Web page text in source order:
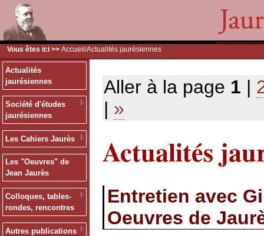
Vous êtes ici >> Accueil /Actualités jaurésiennes
Actualités
jaurésiennes
Société d'études
jaurésiennes
Les Cahiers Jaurès
Les "Oeuvres" de
Jean Jaurès
Colloques, tables-
rondes, rencontres
Autres publications
Aller à la page 1 |
| »
Actualités
Entretien avec
Oeuvres de